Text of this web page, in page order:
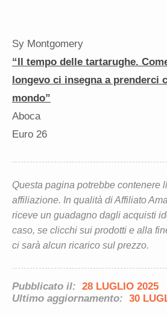
Sy Montgomery
“Il tempo delle tartarughe.
longevo ci insegna a prenderci
mondo”
Aboca
Euro 26
Questa pagina potrebbe contenere
affiliazione. In qualità di Affiliato
riceve un guadagno dagli acquisti
caso, se clicchi sui prodotti e alla
ci sarà alcun ricarico sul prezzo.
Pubblicato il: 28 LUGLIO 2025
Ultimo aggiornamento: 30